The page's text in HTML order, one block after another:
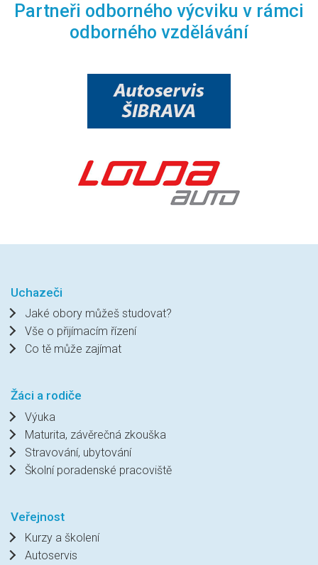
Partneři odborného výcviku v rámci
odborného vzdělávání
Uchazeči
Jaké obory můžeš studovat?
Vše o přijímacím řízení
Co tě může zajímat
Žáci a rodiče
Výuka
Maturita, závěrečná zkouška
Stravování, ubytování
Školní poradenské pracoviště
Veřejnost
Kurzy a školení
Autoservis